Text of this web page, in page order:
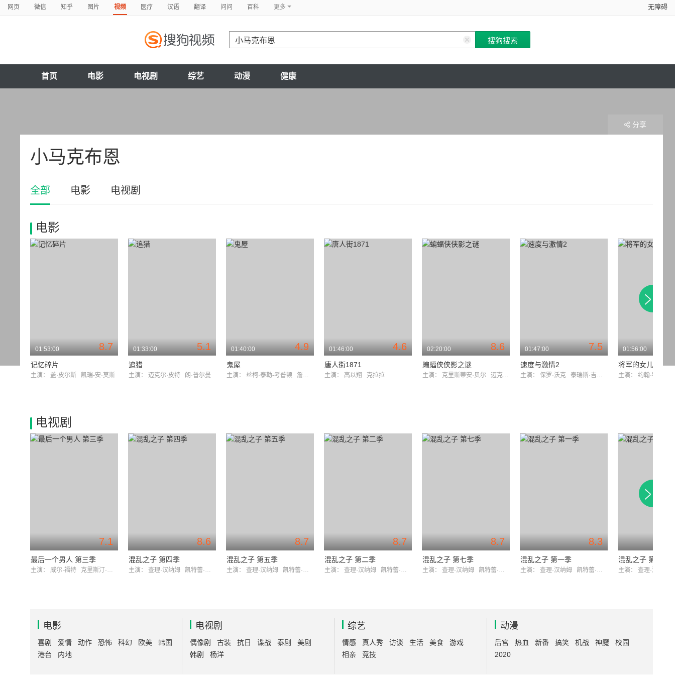
网页 微信 知乎 图片 视频 医疗 汉语 翻译 问问 百科 更多 无障碍
首页 电影 电视剧 综艺 动漫 健康
小马克布恩
分享
全部 电影 电视剧
电影
8.7
01:53:00
记忆碎片
主演： 盖·皮尔斯 凯瑞-安·莫斯
5.1
01:33:00
追猎
主演： 迈克尔·皮特 朗·普尔曼
4.9
01:40:00
鬼屋
主演： 丝柯·泰勒-考普顿 詹姆斯·兰德里·赫伯特
4.6
01:46:00
唐人街1871
主演： 高以翔 克拉拉
8.6
02:20:00
蝙蝠侠侠影之谜
主演： 克里斯蒂安·贝尔 迈克尔·凯恩
7.5
01:47:00
速度与激情2
主演： 保罗·沃克 泰瑞斯·吉布森
01:56:00
将军的女儿
主演： 约翰·特拉沃
电视剧
7.1
最后一个男人 第三季
主演： 威尔·福特 克里斯汀·沙尔
8.6
混乱之子 第四季
主演： 查理·汉纳姆 凯特蕾·萨加尔
8.7
混乱之子 第五季
主演： 查理·汉纳姆 凯特蕾·萨加尔
8.7
混乱之子 第二季
主演： 查理·汉纳姆 凯特蕾·萨加尔
8.7
混乱之子 第七季
主演： 查理·汉纳姆 凯特蕾·萨加尔
8.3
混乱之子 第一季
主演： 查理·汉纳姆 凯特蕾·萨加尔
混乱之子 第六季
主演： 查理·汉纳姆
电影
喜剧 爱情 动作 恐怖 科幻 欧美
韩国
港台
内地
电视剧
偶像剧 古装 抗日 谍战 泰剧
美剧
韩剧
杨洋
综艺
情感 真人秀 访谈 生活 美食
游戏
相亲
竞技
动漫
后宫 热血 新番 搞笑 机战 神魔
校园
2020